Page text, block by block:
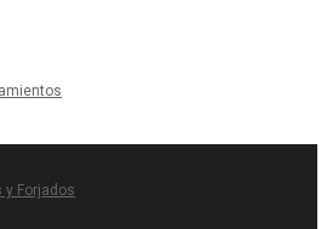
y Forjados